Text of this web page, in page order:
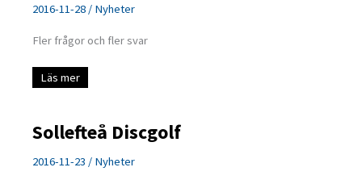
2016-11-28 / Nyheter
Fler frågor och fler svar
Frågor
och
Läs mer
Sollefteå Discgolf
2016-11-23 / Nyheter